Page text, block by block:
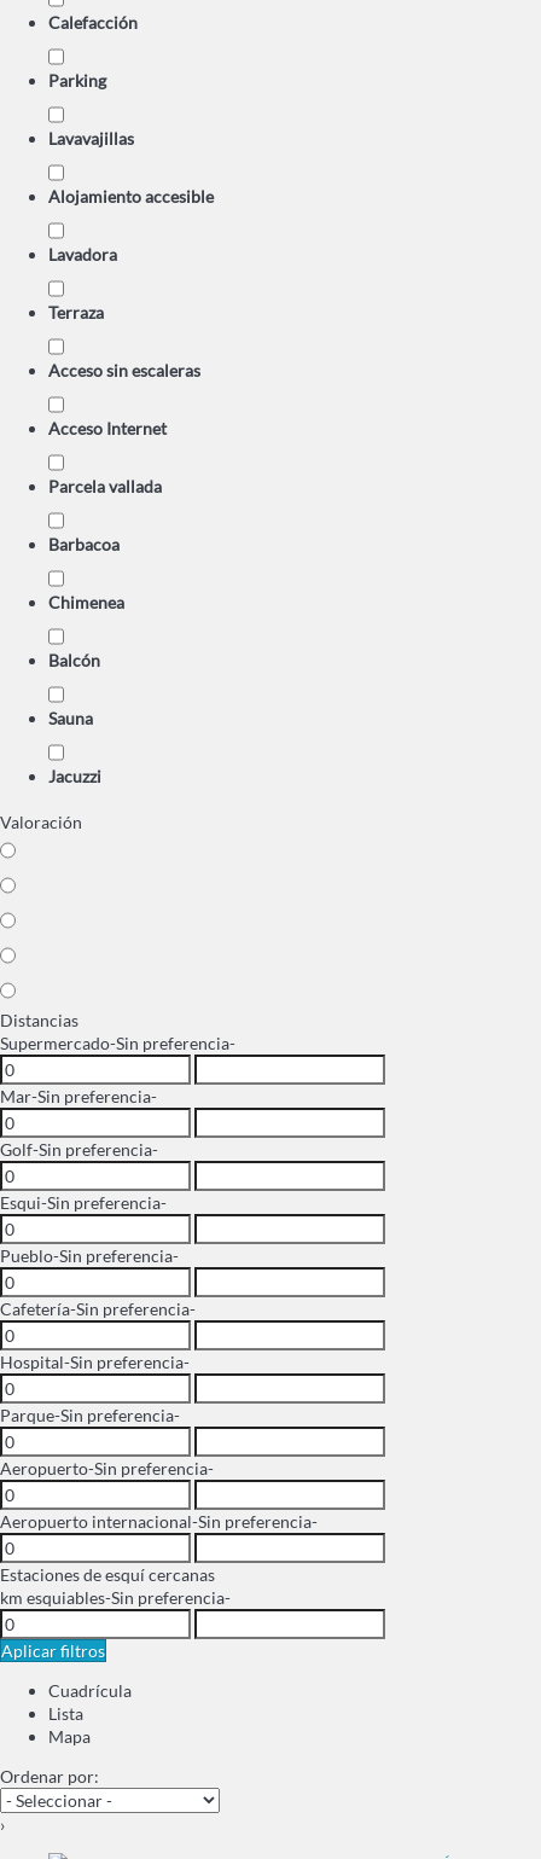
Calefacción
Parking
Lavavajillas
Alojamiento accesible
Lavadora
Terraza
Acceso sin escaleras
Acceso Internet
Parcela vallada
Barbacoa
Chimenea
Balcón
Sauna
Jacuzzi
Valoración
Distancias
Supermercado-Sin preferencia-
Mar-Sin preferencia-
Golf-Sin preferencia-
Esqui-Sin preferencia-
Pueblo-Sin preferencia-
Cafetería-Sin preferencia-
Hospital-Sin preferencia-
Parque-Sin preferencia-
Aeropuerto-Sin preferencia-
Aeropuerto internacional-Sin preferencia-
Estaciones de esquí cercanas
km esquiables-Sin preferencia-
Aplicar filtros
Cuadrícula
Lista
Mapa
Ordenar por:
›